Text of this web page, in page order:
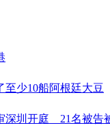
至少10船阿根廷大豆
深圳开庭 21名被